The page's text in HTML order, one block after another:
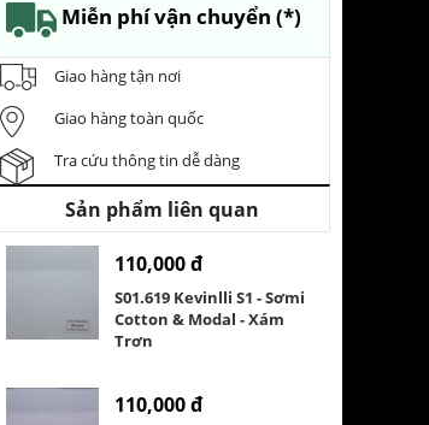
Miễn phí vận chuyển (*)
Giao hàng tận nơi
Giao hàng toàn quốc
Tra cứu thông tin dễ dàng
Sản phẩm liên quan
110,000 đ
S01.619 Kevinlli S1 - Sơmi
Cotton & Modal - Xám
Trơn
110,000 đ